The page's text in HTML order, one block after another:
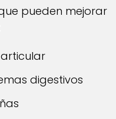
pueden mejorar
digestivos